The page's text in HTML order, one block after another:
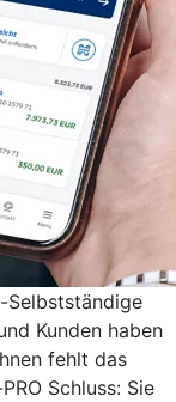
Selbstständige
Kunden haben
fehlt das
Schluss: Sie